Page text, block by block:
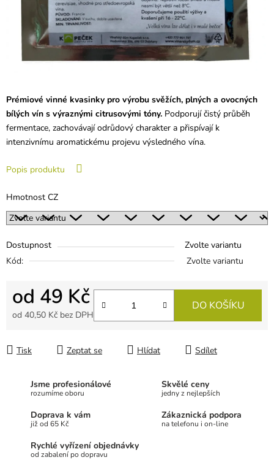
Prémiové vinné kvasinky pro výrobu svěžích, plných a ovocných
bílých vín s výraznými citrusovými tóny. Podporují čistý průběh
fermentace, zachovávají odrůdový charakter a přispívají k
intenzivnímu aromatickému projevu výsledného vína.
Popis produktu
Hmotnost CZ
Dostupnost
Zvolte variantu
Kód:
Zvolte variantu
od 49 Kč
od 40,50 Kč bez DPH
DO KOŠÍKU
Tisk Zeptat se Hlídat Sdílet
Jsme profesionálové
rozumíme oboru
Skvělé ceny
jedny z nejlepších
Doprava k vám
již od 65 Kč
Zákaznická podpora
na telefonu i on-line
Rychlé vyřízení objednávky
od zabalení po dopravu